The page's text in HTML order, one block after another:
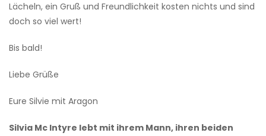
Lächeln, ein Gruß und Freundlichkeit kosten nichts und sind
doch so viel wert!
Bis bald!
Liebe Grüße
Eure Silvie mit Aragon
Silvia Mc Intyre lebt mit ihrem Mann, ihren beiden